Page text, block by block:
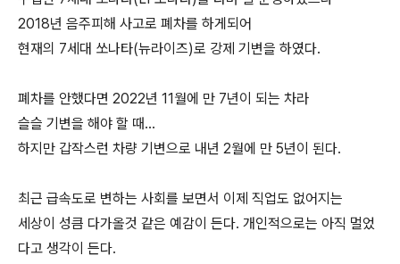
2018년 음주피해 사고로 폐차를 하게되어
현재의 7세대 쏘나타(뉴라이즈)로 강제 기변을 하였다.
폐차를 안했다면 2022년 11월에 만 7년이 되는 차라
슬슬 기변을 해야 할 때...
하지만 갑작스런 차량 기변으로 내년 2월에 만 5년이 된다.
최근 급속도로 변하는 사회를 보면서 이제 직업도 없어지는
세상이 성큼 다가올것 같은 예감이 든다. 개인적으로는 아직 멀었
다고 생각이 든다.